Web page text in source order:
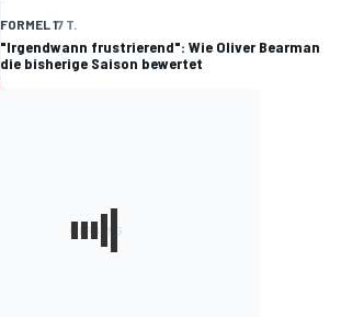
FORMEL 17 T.
"Irgendwann frustrierend": Wie Oliver Bearman
die bisherige Saison bewertet